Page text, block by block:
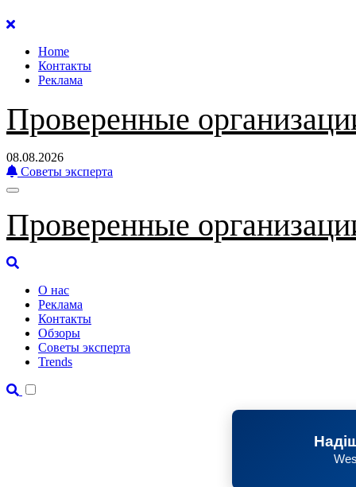
Перейти
содержанию
Home
Контакты
Реклама
Проверенные
08.08.2026
Советы эксперта
Проверенные
О нас
Реклама
Контакты
Обзоры
Советы эксперта
Trends